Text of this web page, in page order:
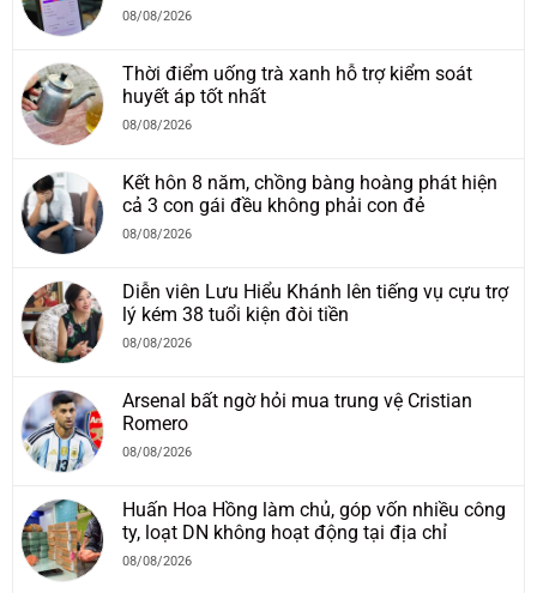
08/08/2026
Thời điểm uống trà xanh hỗ trợ kiểm soát
huyết áp tốt nhất
08/08/2026
Kết hôn 8 năm, chồng bàng hoàng phát hiện
cả 3 con gái đều không phải con đẻ
08/08/2026
Diễn viên Lưu Hiểu Khánh lên tiếng vụ cựu trợ
lý kém 38 tuổi kiện đòi tiền
08/08/2026
Arsenal bất ngờ hỏi mua trung vệ Cristian
Romero
08/08/2026
Huấn Hoa Hồng làm chủ, góp vốn nhiều công
ty, loạt DN không hoạt động tại địa chỉ
08/08/2026